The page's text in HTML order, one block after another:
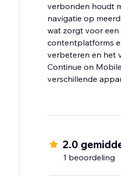
verbonden houdt
navigatie op
wat zorgt voor een
contentplatforms
verbeteren en het
Continue on
verschillende
2.0
1 beoordeling